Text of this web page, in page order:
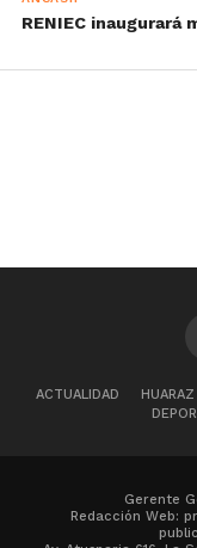
RENIEC
ACTUALIDAD HUARAZ
Gerente
Redacción Web: